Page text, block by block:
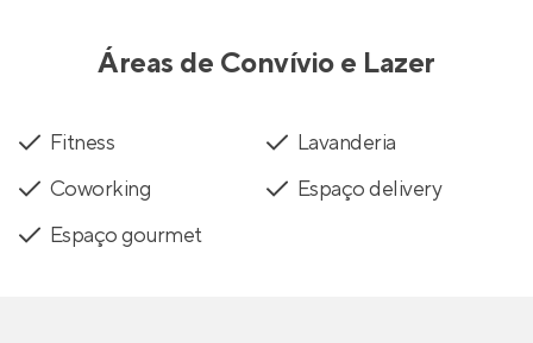
Áreas de Convívio e Lazer
Fitness
Lavanderia
Coworking
Espaço delivery
Espaço gourmet